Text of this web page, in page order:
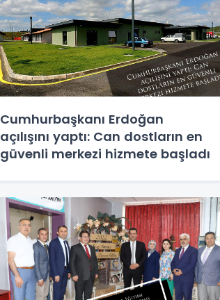
Cumhurbaşkanı Erdoğan
açılışını yaptı: Can dostların en
güvenli merkezi hizmete başladı